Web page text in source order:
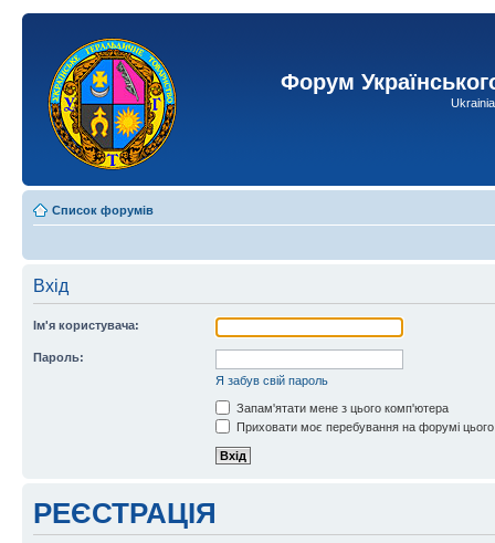
Форум
Список форумів
Вхід
Ім'я користувача:
Пароль:
Я забув свій пароль
Запам'ятати мене з цього комп'ютера
Приховати моє перебування на форумі
РЕЄСТРАЦІЯ